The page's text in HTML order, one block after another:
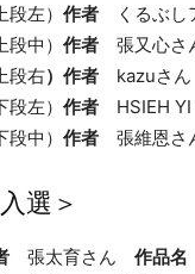
段左） 作者 くるぶし
段中） 作者 張又心
段右）作者 kazuさ
段左） 作者 HSIEH
段中） 作者 張維恩
選＞
張太育さん 作品名